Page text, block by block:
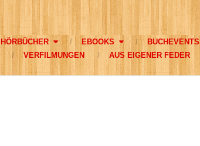
HÖRBÜCHER EBOOKS
BUCHEVENTS
VERFILMUNGEN AUS EIGENER FEDER